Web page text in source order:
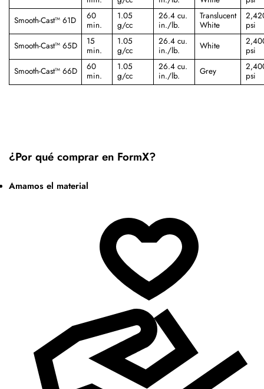
Smooth-Cast™ 61D
60
min.
1.05
g/cc
26.4 cu.
in./lb.
Translucent
White
psi
Smooth-Cast™ 65D
15
min.
1.05
g/cc
26.4 cu.
in./lb.
White
psi
Smooth-Cast™ 66D
60
min.
1.05
g/cc
26.4 cu.
in./lb.
Grey
psi
¿Por qué comprar en FormX?
Amamos el material